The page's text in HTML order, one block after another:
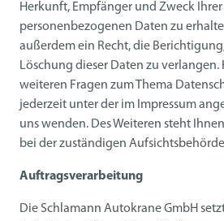
Herkunft, Empfänger und Zweck
personenbezogenen Daten zu
außerdem ein Recht, die
Löschung dieser Daten zu verlangen.
weiteren Fragen zum Thema
jederzeit unter der im Impressum
uns wenden. Des Weiteren steht
bei der zuständigen
Auftragsverarbeitung
Die Schlamann Autokrane GmbH